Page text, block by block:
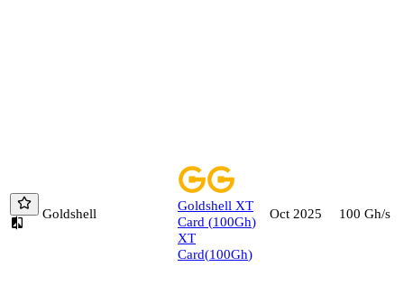
Goldshell
Goldshell XT
Card (100Gh)
XT
Card(100Gh)
Oct 2025 100 Gh/s